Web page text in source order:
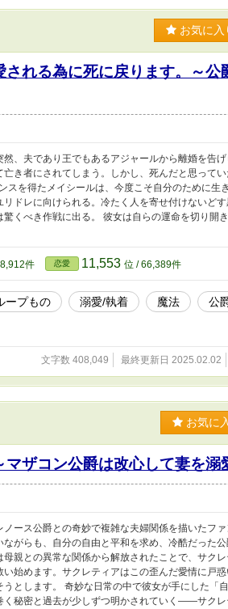
お気に入
れる為に死に戻ります。～公
、夫であり王でもあるアジャールから離婚を告
き者にされてしまう。しかし、死んだと思って
を得たメイシールは、今度こそ自分のために生
ドレに向けられる。冷たく人を寄せ付けないど
くべき作戦に出る。 彼女は自らの運命を切り開
件 恋愛 11,553 位 / 66,389件
ープもの 溺愛/執着 魔法 公
文字数 408,049 最終更新日 2025.02.02
お気に
ザコン公爵は改心して妻を溺
ース公爵との奇妙で複雑な夫婦関係を描いたフ
がらも、自分の自由と平和を求め、冷酷だった
親との異常な関係から解放されたことで、サク
始めます。サクレティアはこの歪んだ愛情に戸
とします。 奇妙な日常の中で彼女が手にした「
秘密と過去が少しずつ明かされていく――サクレ